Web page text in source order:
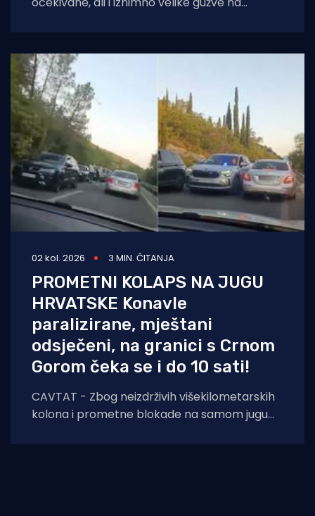
02 kol. 2026 3 MIN. ČITANJA
PROMETNI KOLAPS NA JUGU
HRVATSKE Konavle
paralizirane, mještani
odsječeni, na granici s Crnom
Gorom čeka se i do 10 sati!
CAVTAT - Zbog neizdrživih višekilometarskih
kolona i prometne blokade na samom jugu